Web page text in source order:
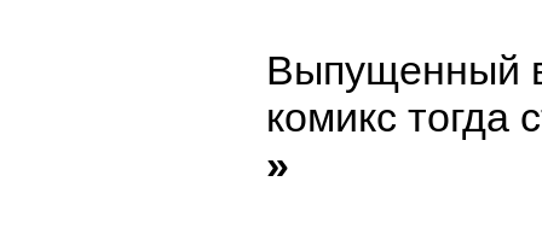
Выпущенный
комикс тогда
»